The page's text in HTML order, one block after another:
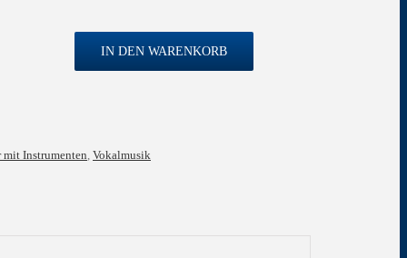
IN DEN WARENKORB
mit Instrumenten, Vokalmusik